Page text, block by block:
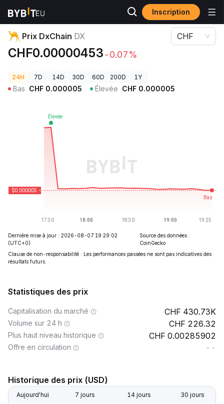
Inscription
Prix des cryptos
Prix DxChain DX
CHF0.00000453-0.07%
CHF
24H 7D 14D 30D 60D 200D 1Y
Bas CHF 0.000005 Élevée CHF 0.000005
Dernière mise à jour : 2026-08-07 19:29:02
(UTC+0)
Source des données :
CoinGecko
Clause de non-responsabilité : Les performances passées ne sont pas indicatives des
résultats futurs.
Statistiques des prix
Capitalisation du marché 430.73K
Volume sur 24 h 226.32
Plus haut niveau historique 0.00285902
Offre en circulation --
Historique des prix (USD)
Aujourd'hui 7 jours 14 jours 30 jours